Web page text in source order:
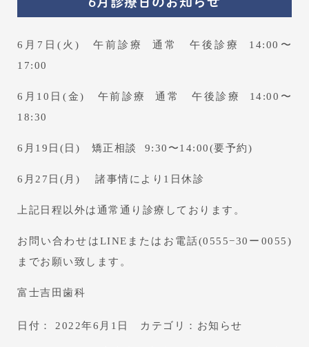
6月7日(火) 午前診療 通常 午後診療 14:00〜
17:00
6月10日(金) 午前診療 通常 午後診療 14:00〜
18:30
6月19日(日) 矯正相談 9:30〜14:00(要予約)
6月27日(月) 諸事情により1日休診
上記日程以外は通常通り診療しております。
お問い合わせはLINEまたはお電話(0555−30ー0055)
までお願い致します。
富士吉田歯科
日付： 2022年6月1日 カテゴリ： お知らせ